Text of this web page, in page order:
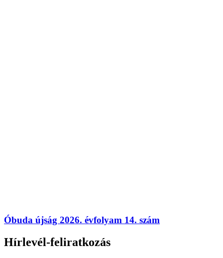
Óbuda újság 2026. évfolyam 14. szám
Hírlevél-feliratkozás